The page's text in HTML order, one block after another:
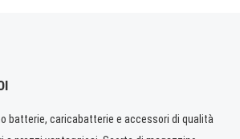
batterie, caricabatterie e accessori di qualità